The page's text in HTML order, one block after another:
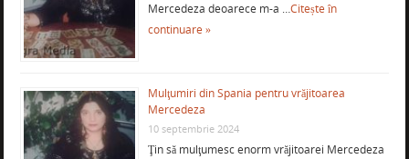
Mercedeza deoarece m-a …Citește în
continuare »
Mulţumiri din Spania pentru vrăjitoarea
Mercedeza
10 septembrie 2024
Ţin să mulţumesc enorm vrăjitoarei Mercedeza